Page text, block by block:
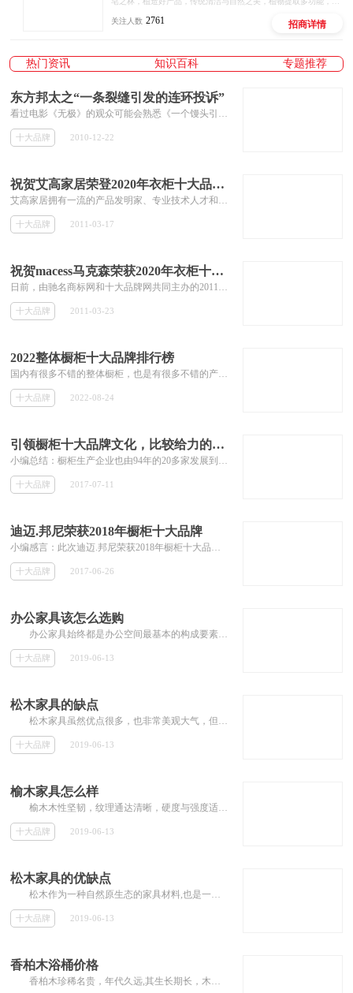
关注人数 2761 招商详情
热门资讯 知识百科 专题推荐
东方邦太之“一条裂缝引发的连环投诉”
看过电影《无极》的观众可能会熟悉《一个馒头引发的血案》这部恶搞短剧。胡戈在短剧中给大家展示的那个由小小馒头引发的一幕幕人与事让人久久回味。 现实生活中，一条裂缝也可能会像那个小小的馒头一样，引发出一幕幕“闹剧”。
十大品牌 2010-12-22
祝贺艾高家居荣登2020年衣柜十大品牌榜
艾高家居拥有一流的产品发明家、专业技术人才和国内比较先进的机械设备，引进美国通用生产理念，充分利用房屋空间，让居室张弛有度，舒适、协...
十大品牌 2011-03-17
祝贺macess马克森荣获2020年衣柜十大品牌
日前，由驰名商标网和十大品牌网共同主办的2011年度衣柜十大品牌榜，其评审结果近日隆重揭晓，著名品牌macess马克森衣柜榜...
十大品牌 2011-03-23
2022整体橱柜十大品牌排行榜
国内有很多不错的整体橱柜，也是有很多不错的产品，无论走在哪里，都能看的各种各样不同的整体橱柜、这样对于需要的人有了选择的余地，不至于只有一两个品牌来选择，种类多对比之下才能选到合适自己产品，既然有那么多的整体橱柜，，这里为大家介绍几款不错的整体橱柜：欧派、海尔Haier、金牌、百V、科宝·博洛尼、方太等。
十大品牌 2022-08-24
引领橱柜十大品牌文化，比较给力的品牌竟然是
小编总结：橱柜生产企业也由94年的20多家发展到现在的3000多家，规模企业100多家，行业前50家销售额占全行业的30％以上，中国橱柜十大品牌中排的好算正确
十大品牌 2017-07-11
迪迈.邦尼荣获2018年橱柜十大品牌
小编感言：此次迪迈.邦尼荣获2018年橱柜十大品牌，都是靠着迪迈•邦尼自己一步一步走上去的，相信迪迈•邦尼整体橱柜在以后的发展中一定会获得更多的殊荣
十大品牌 2017-06-26
办公家具该怎么选购
办公家具始终都是办公空间最基本的构成要素，也是我们日常工作时接触的最多的地方。所以如果办公家具没选好，很有可能对身体造成非常大...
十大品牌 2019-06-13
松木家具的缺点
松木家具虽然优点很多，也非常美观大气，但是松木家具也是优缺点的，想知道松木家具有哪些缺点么?下面，小编就为大家详细介绍松木家具...
十大品牌 2019-06-13
榆木家具怎么样
榆木木性坚韧，纹理通达清晰，硬度与强度适中，一般透雕浮雕均能适应，刨面光滑，弦面花纹美丽，有鸡翅木的花纹，是主要家具用材之一，...
十大品牌 2019-06-13
松木家具的优缺点
松木作为一种自然原生态的家具材料,也是一种零污染的家具材料,而且市面上价格比较低,所以备受家具行业的商人所看中,在现代城市中备受消...
十大品牌 2019-06-13
香柏木浴桶价格
香柏木珍稀名贵，年代久远,其生长期长，木纹清晰细腻，使用香柏木桶沐浴能使人身心愉悦。那么，香柏木浴桶价格是多少?今天，小编就来为...